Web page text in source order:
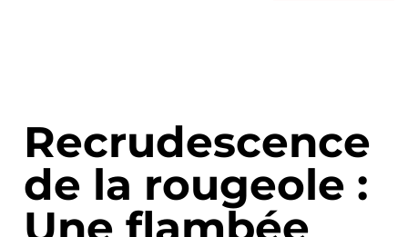
Recrudescence
de la rougeole :